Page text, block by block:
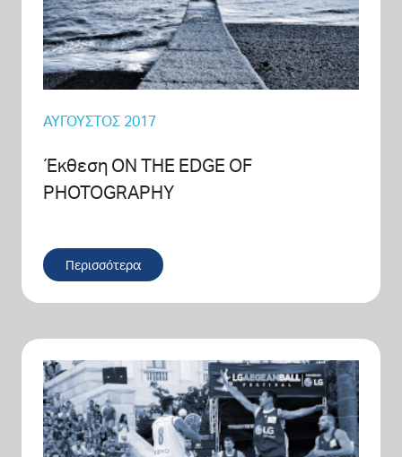
ΑΎΓΟΥΣΤΟΣ 2017
Έκθεση ON THE EDGE OF
PHOTOGRAPHY
Περισσότερα